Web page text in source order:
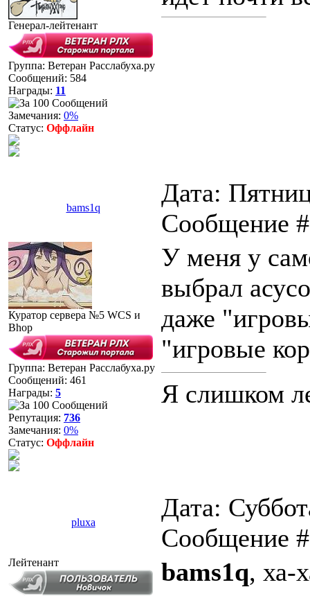
Генерал-лейтенант
Группа: Ветеран Расслабуха.ру
Сообщений: 584
Награды: 11
Замечания: 0%
Статус: Оффлайн
bams1q
Дата:
Сообщение
Куратор сервера №5 WCS и
Bhop
Группа: Ветеран Расслабуха.ру
Сообщений: 461
Награды: 5
Репутация: 736
Замечания: 0%
Статус: Оффлайн
У меня у
выбрал
даже
"игровые
Я слишком
pluxa
Дата:
Сообщение
Лейтенант bams1q, ха-